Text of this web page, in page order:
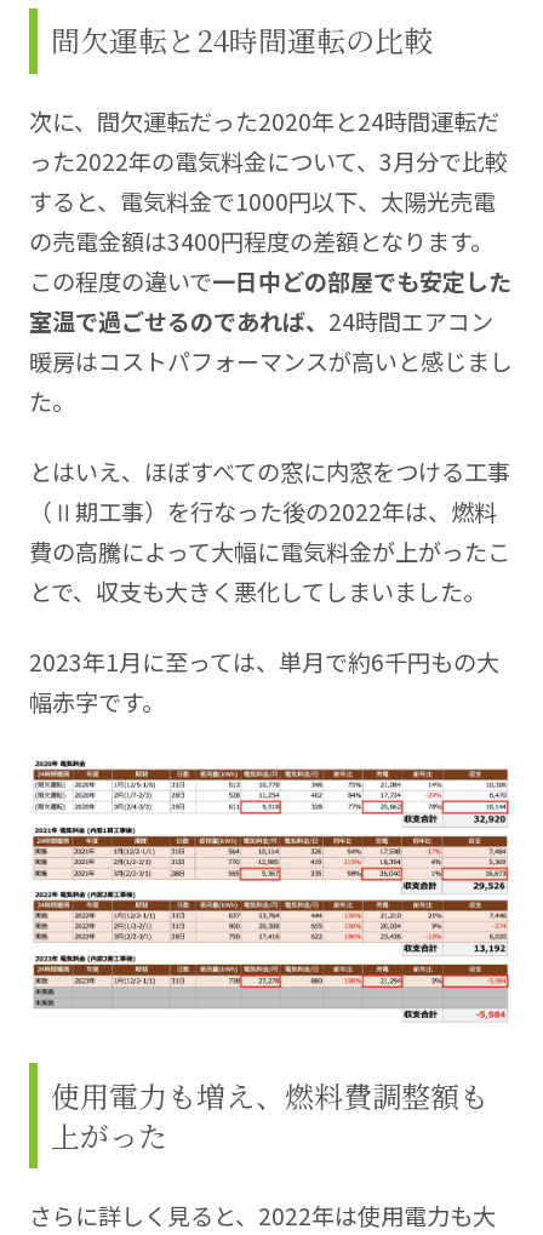
間欠運転と24時間運転の比較
次に、間欠運転だった2020年と24時間運転だ
った2022年の電気料金について、3月分で比較
すると、電気料金で1000円以下、太陽光売電
の売電金額は3400円程度の差額となります。
この程度の違いで一日中どの部屋でも安定した
室温で過ごせるのであれば、 24時間エアコン
暖房はコストパフォーマンスが高いと感じまし
た。
とはいえ、ほぼすべての窓に内窓をつける工事
（Ⅱ期工事）を行なった後の2022年は、燃料
費の高騰によって大幅に電気料金が上がったこ
とで、収支も大きく悪化してしまいました。
2023年1月に至っては、単月で約6千円もの大
幅赤字です。
使用電力も増え、燃料費調整額も
上がった
さらに詳しく見ると、2022年は使用電力も大